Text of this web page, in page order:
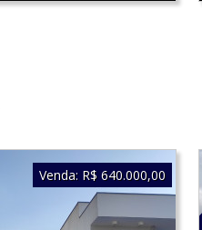
Venda: R$ 640.000,00